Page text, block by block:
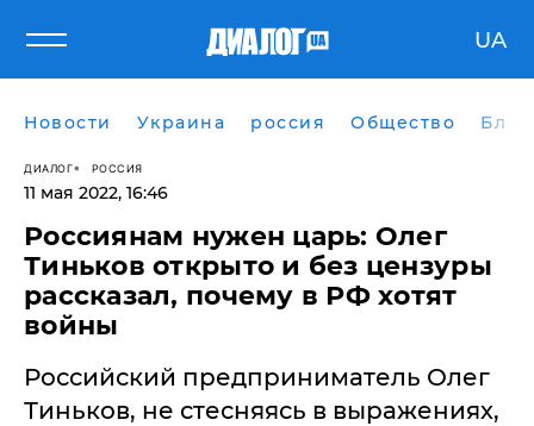
UA
Новости Украина россия Общество
ДИАЛОГ РОССИЯ
11 мая 2022, 16:46
Россиянам нужен царь: Олег
Тиньков открыто и без цензуры
рассказал, почему в РФ хотят
войны
Российский предприниматель Олег
Тиньков, не стесняясь в выражениях,